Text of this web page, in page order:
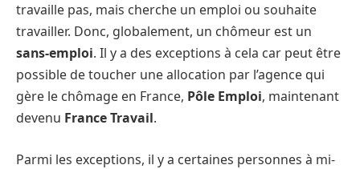
travaille pas, mais cherche un emploi ou souhaite
travailler. Donc, globalement, un chômeur est un
sans-emploi. Il y a des exceptions à cela car peut être
possible de toucher une allocation par l’agence qui
gère le chômage en France, Pôle Emploi, maintenant
devenu France Travail.
Parmi les exceptions, il y a certaines personnes à mi-